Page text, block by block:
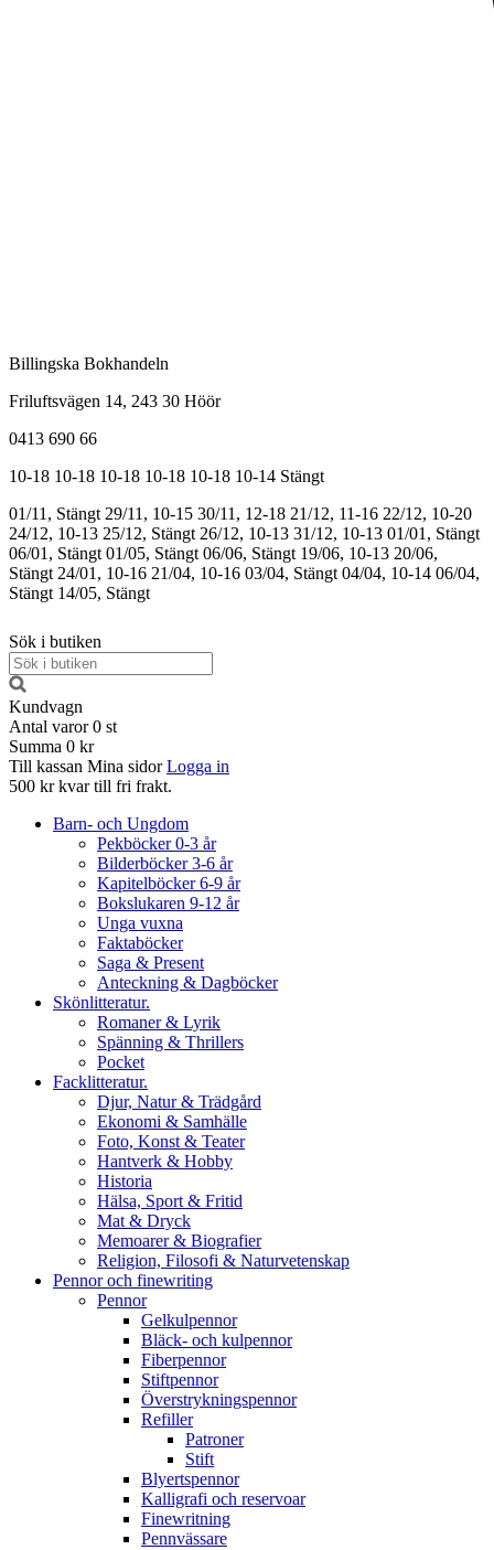
Billingska Bokhandeln
Friluftsvägen 14, 243 30 Höör
0413 690 66
10-18 10-18 10-18 10-18 10-18 10-14 Stängt
01/11, Stängt 29/11, 10-15 30/11, 12-18 21/12, 11-16 22/12, 10-20
24/12, 10-13 25/12, Stängt 26/12, 10-13 31/12, 10-13 01/01, Stängt
06/01, Stängt 01/05, Stängt 06/06, Stängt 19/06, 10-13 20/06,
Stängt 24/01, 10-16 21/04, 10-16 03/04, Stängt 04/04, 10-14 06/04,
Stängt 14/05, Stängt
Sök i butiken
Kundvagn
Antal varor 0 st
Summa 0 kr
Till kassan Mina sidor Logga in
500 kr kvar till fri frakt.
Barn- och Ungdom
Pekböcker 0-3 år
Bilderböcker 3-6 år
Kapitelböcker 6-9 år
Bokslukaren 9-12 år
Unga vuxna
Faktaböcker
Saga & Present
Anteckning & Dagböcker
Skönlitteratur.
Romaner & Lyrik
Spänning & Thrillers
Pocket
Facklitteratur.
Djur, Natur & Trädgård
Ekonomi & Samhälle
Foto, Konst & Teater
Hantverk & Hobby
Historia
Hälsa, Sport & Fritid
Mat & Dryck
Memoarer & Biografier
Religion, Filosofi & Naturvetenskap
Pennor och finewriting
Pennor
Gelkulpennor
Bläck- och kulpennor
Fiberpennor
Stiftpennor
Överstrykningspennor
Refiller
Patroner
Stift
Blyertspennor
Kalligrafi och reservoar
Finewritning
Pennvässare